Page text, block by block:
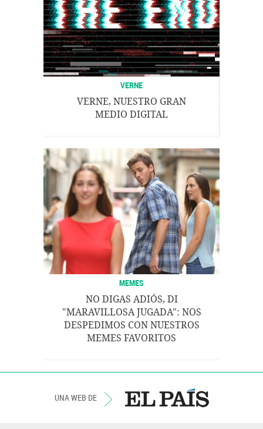
VERNE
VERNE, NUESTRO GRAN
MEDIO DIGITAL
MEMES
NO DIGAS ADIÓS, DI
"MARAVILLOSA JUGADA": NOS
DESPEDIMOS CON NUESTROS
MEMES FAVORITOS
UNA WEB DE